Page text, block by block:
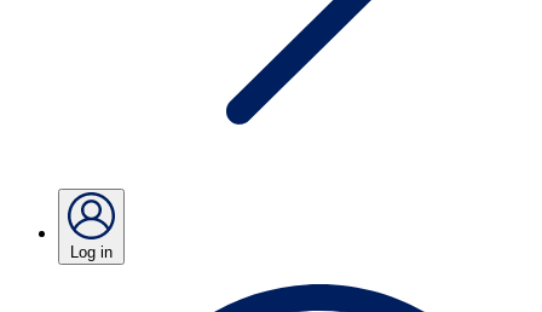
Log in